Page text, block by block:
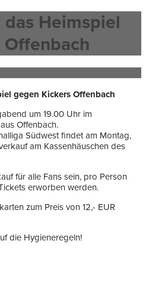
Heimspiel
um 19.00 Uhr im
Offenbach.
Südwest findet am Montag,
am Kassenhäuschen des
für alle Fans sein, pro Person
erworben werden.
zum Preis von 12,- EUR
die Hygieneregeln!